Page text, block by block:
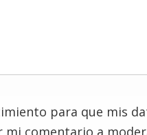
para que mis
mi comentario a